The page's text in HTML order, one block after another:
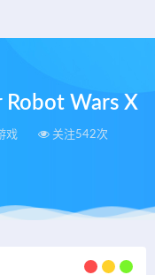
Wars X
戏
关注542次